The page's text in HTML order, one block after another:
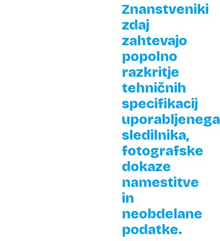
Znanstveniki
zdaj
zahtevajo
popolno
razkritje
tehničnih
specifikacij
uporabljenega
sledilnika,
fotografske
dokaze
namestitve
in
neobdelane
podatke.